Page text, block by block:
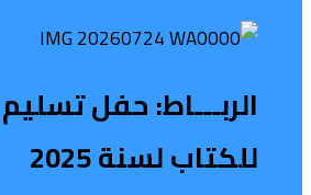
الربـــاط: حفل
للكتاب لسنة 2025